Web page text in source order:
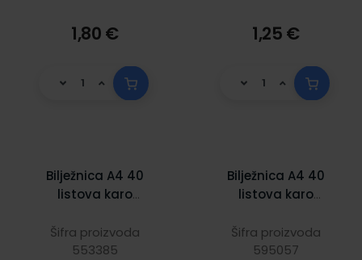
1,80 € 1,25 €
Bilježnica A4 40
listova karo
Šifra proizvoda
553385
Bilježnica A4 40
listova karo
Šifra proizvoda
595057